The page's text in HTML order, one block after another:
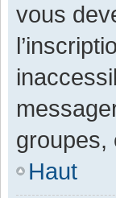
vous
groupes,
Haut